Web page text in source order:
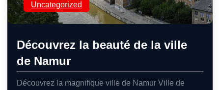
Uncategorized
Découvrez la beauté de la ville
de Namur
Découvrez la magnifique ville de Namur Ville de